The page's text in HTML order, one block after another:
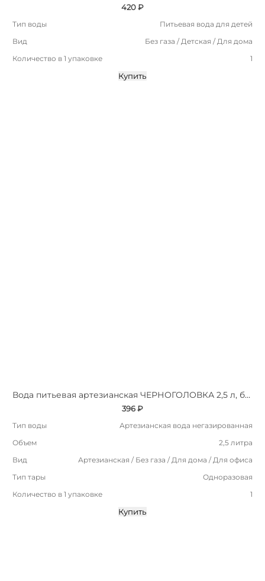
420 ₽
Тип воды
Питьевая вода для детей
Вид
Без газа / Детская / Для дома
Количество в 1 упаковке
1
Купить
Вода питьевая артезианская ЧЕРНОГОЛОВКА 2,5 л, без газа, ПЭТ
396 ₽
Тип воды
Артезианская вода негазированная
Объем
2,5 литра
Вид
Артезианская / Без газа / Для дома / Для офиса
Тип тары
Одноразовая
Количество в 1 упаковке
1
Купить